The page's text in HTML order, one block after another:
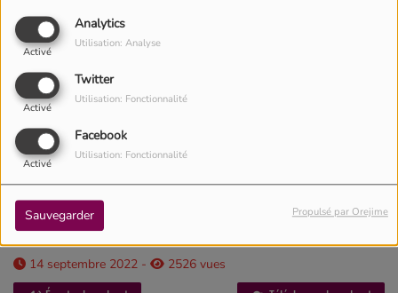
Analytics
Activé
Utilisation: Analyse
Twitter
Activé
Utilisation: Fonctionnalité
Facebook
Activé
Utilisation: Fonctionnalité
Sauvegarder Propulsé par Orejime
14 septembre 2022 - 2526 vues